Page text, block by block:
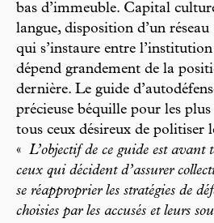
bas d’immeuble. Capital
langue, disposition d’un
qui s’instaure entre
dépend grandement de la
dernière. Le guide
précieuse béquille pour les
tous ceux désireux de politiser
« L’objectif de ce guide est avant
ceux qui décident d’assurer
se réapproprier les stratégies de
choisies par les accusés et leurs